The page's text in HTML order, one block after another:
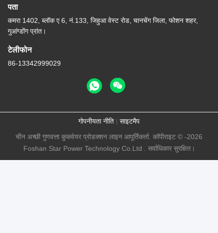
पता
कमरा 1402, ब्लॉक ए 6, नं.133, जिहुआ वेस्ट रोड, चानचेंग जिला, फोशन शहर,
गुआंग्डोंग प्रांत।
टेलीफोन
86-13342999029
गोपनीयता नीति | साइटमैप
चीन अच्छी गुणवत्ता कुकवेयर प्रोडक्शन लाइन आपूर्तिकर्ता. कॉपीराइट © -2026
Foshan Star Power Technology Co.Ltd . सर्वाधिकार सुरक्षित।